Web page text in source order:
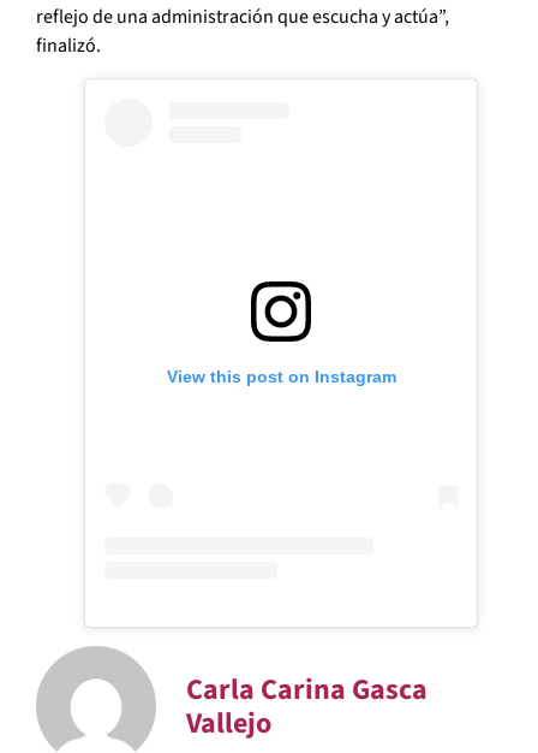
reflejo de una administración que escucha y actúa”,
finalizó.
View this post on Instagram
Carla Carina Gasca
Vallejo